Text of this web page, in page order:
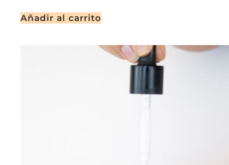
Añadir al carrito